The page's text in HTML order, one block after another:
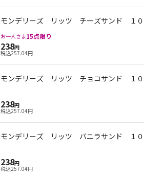
モンデリーズ リッツ チーズサンド １
お一人さま15点限り
238円
税込257.04円
モンデリーズ リッツ チョコサンド １
238円
税込257.04円
モンデリーズ リッツ バニラサンド １
238円
税込257.04円